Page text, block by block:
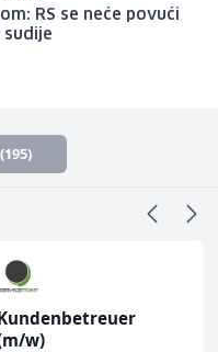
RS se neće povući
sudije
w)